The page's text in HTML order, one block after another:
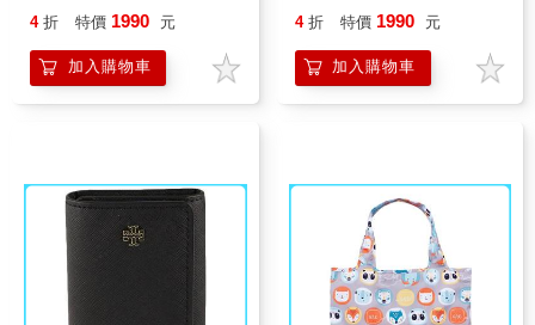
黑
4 折 特價 1990 元
加入購物車
亞麻
4 折 特價 1990 元
加入購物車